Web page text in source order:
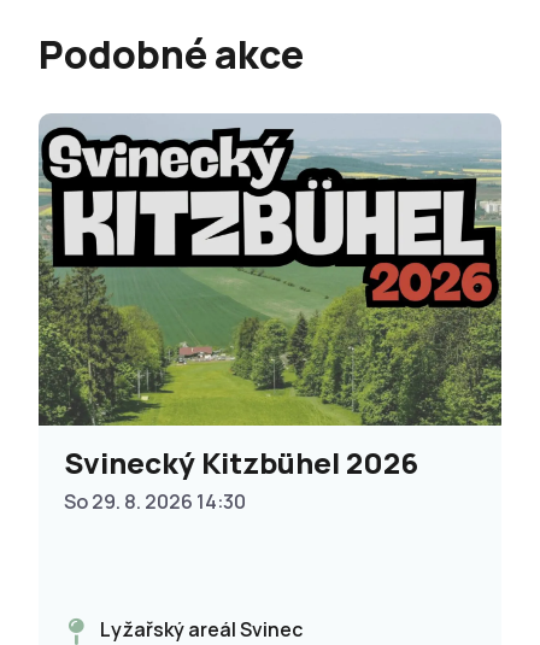
Podobné akce
Svinecký Kitzbühel 2026
So 29. 8. 2026 14:30
Lyžařský areál Svinec